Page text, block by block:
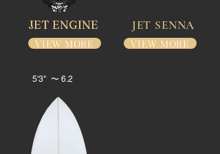
JET ENGINE JET SENNA
VIEW MORE VIEW MORE
5'3" 〜 6.2